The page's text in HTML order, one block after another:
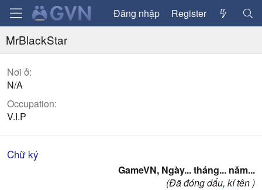
Đăng nhập Register
MrBlackStar
Nơi ở
N/A
Occupation
V.I.P
Chữ ký
GameVN, Ngày... tháng... năm...
(Đã đóng dấu, kí tên )